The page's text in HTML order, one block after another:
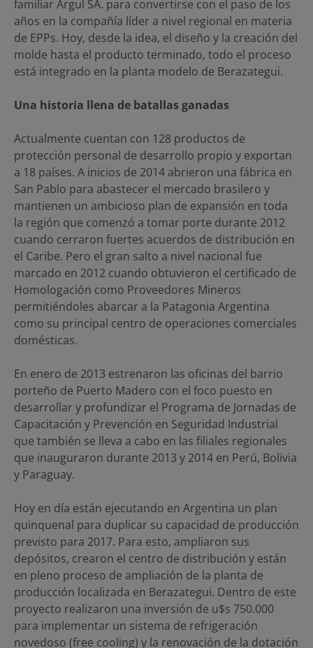
familiar Argul SA. para convertirse con el paso de los
años en la compañía líder a nivel regional en materia
de EPPs. Hoy, desde la idea, el diseño y la creación del
molde hasta el producto terminado, todo el proceso
está integrado en la planta modelo de Berazategui.
Una historia llena de batallas ganadas
Actualmente cuentan con 128 productos de
protección personal de desarrollo propio y exportan
a 18 países. A inicios de 2014 abrieron una fábrica en
San Pablo para abastecer el mercado brasilero y
mantienen un ambicioso plan de expansión en toda
la región que comenzó a tomar porte durante 2012
cuando cerraron fuertes acuerdos de distribución en
el Caribe. Pero el gran salto a nivel nacional fue
marcado en 2012 cuando obtuvieron el certificado de
Homologación como Proveedores Mineros
permitiéndoles abarcar a la Patagonia Argentina
como su principal centro de operaciones comerciales
domésticas.
En enero de 2013 estrenaron las oficinas del barrio
porteño de Puerto Madero con el foco puesto en
desarrollar y profundizar el Programa de Jornadas de
Capacitación y Prevención en Seguridad Industrial
que también se lleva a cabo en las filiales regionales
que inauguraron durante 2013 y 2014 en Perú, Bolivia
y Paraguay.
Hoy en día están ejecutando en Argentina un plan
quinquenal para duplicar su capacidad de producción
previsto para 2017. Para esto, ampliaron sus
depósitos, crearon el centro de distribución y están
en pleno proceso de ampliación de la planta de
producción localizada en Berazategui. Dentro de este
proyecto realizaron una inversión de u$s 750.000
para implementar un sistema de refrigeración
novedoso (free cooling) y la renovación de la dotación